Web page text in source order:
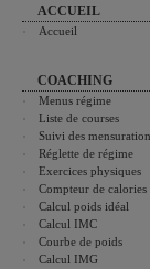
ACCUEIL
Accueil
COACHING
Menus régime
Liste de courses
Suivi des
Réglette de régime
Exercices physiques
Compteur de calories
Calcul poids idéal
Calcul IMC
Courbe de poids
Calcul IMG